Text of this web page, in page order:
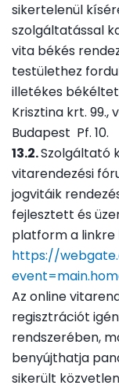
sikertelenül
szolgáltatással
vita békés
testülethez
illetékes
Krisztina krt. 99.,
Budapest Pf. 10.
13.2.Szolgáltató
vitarendezési
jogvitáik
fejlesztett és
platform a
https://
Az online
regisztrációt
rendszerében,
benyújthatja
sikerült